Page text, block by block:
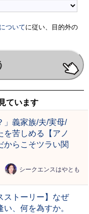
ついてに従い、目的外の
ています
」義家族/夫/実母/
苦しめる【アノ
からこそツラい関
シークエンスはやとも
ストーリー】なぜ
、何を為すか。